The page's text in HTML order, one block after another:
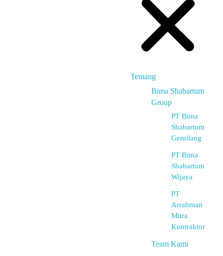
Tentang
Bima Shabartum
Group
PT Bima
Shabartum
Gemilang
PT Bima
Shabartum
Wijaya
PT
Arrahman
Mitra
Kontraktor
Team Kami